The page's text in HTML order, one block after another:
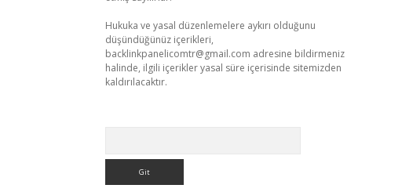
Hukuka ve yasal düzenlemelere aykırı olduğunu
düşündüğünüz içerikleri,
backlinkpanelicomtr@gmail.com adresine bildirmeniz
halinde, ilgili içerikler yasal süre içerisinde sitemizden
kaldırılacaktır.